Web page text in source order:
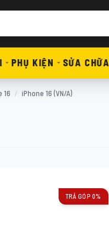
PHỤ KIỆN SỬA CHỮA
16 / iPhone 16 (VN/A)
TRẢ GÓP 0%